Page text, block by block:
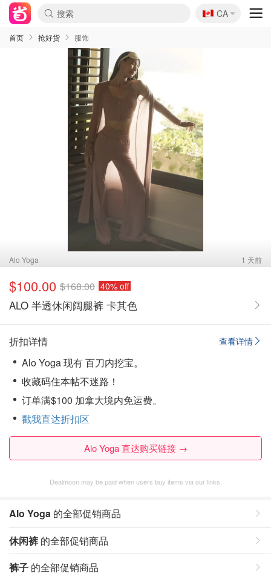
🇨🇦
CA
首页 抢好货 服饰
Alo Yoga 1 天前
$100.00 $168.00 40% off
ALO 半透休闲阔腿裤 卡其色
查看详情
折扣详情
Alo Yoga 现有 百刀内挖宝。
收藏码住本帖不迷路！
订单满$100 加拿大境内免运费。
戳我直达折扣区
Alo Yoga 直达购买链接 →
Dealmoon may be paid when users buy items via our links.
Alo Yoga 的全部促销商品
休闲裤 的全部促销商品
裤子 的全部促销商品